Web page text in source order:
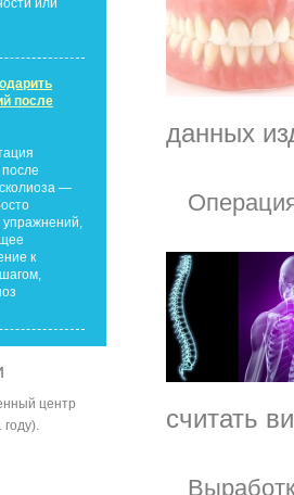
или
после
—
упражнений,
к
центр
данных
считать